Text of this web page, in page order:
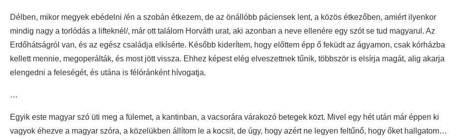
Délben, mikor megyek ebédelni /én a szobán étkezem, de az önállóbb páciensek lent, a közös étkezőben, amiért ilyenkor
mindig nagy a torlódás a lifteknél/, már ott találom Horváth urat, aki azonban a neve ellenére egy szót se tud magyarul. Az
Erdőhátságról van, és az egész családja elkísérte. Később kiderítem, hogy előttem épp ő feküdt az ágyamon, csak kórházba
kellett mennie, megoperálták, és most jött vissza. Ehhez képest elég elveszettnek tűnik, többször is elsírja magát, alig akarja
elengedni a feleségét, és utána is félóránként hívogatja.
…
Egyik este magyar szó üti meg a fülemet, a kantinban, a vacsorára várakozó betegek közt. Mivel egy hét után már éppen ki
vagyok éhezve a magyar szóra, a közelükben állítom le a kocsit, de úgy, hogy azért ne legyen feltűnő, hogy őket hallgatom…